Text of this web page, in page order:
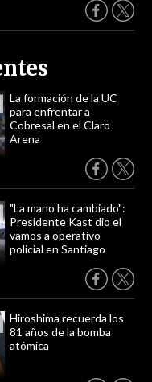
La formación de la UC
para enfrentar a
Cobresal en el Claro
Arena
"La mano ha cambiado":
Presidente Kast dio el
vamos a operativo
policial en Santiago
Hiroshima recuerda los
81 años de la bomba
atómica